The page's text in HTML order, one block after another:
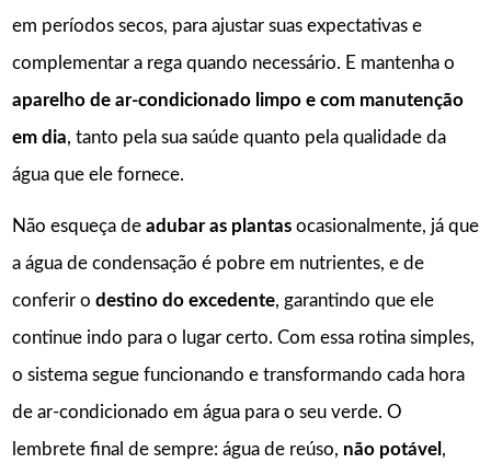
em períodos secos, para ajustar suas expectativas e
complementar a rega quando necessário. E mantenha o
aparelho de ar-condicionado limpo e com manutenção
em dia, tanto pela sua saúde quanto pela qualidade da
água que ele fornece.
Não esqueça de adubar as plantasocasionalmente, já que
a água de condensação é pobre em nutrientes, e de
conferir o destino do excedente, garantindo que ele
continue indo para o lugar certo. Com essa rotina simples,
o sistema segue funcionando e transformando cada hora
de ar-condicionado em água para o seu verde. O
lembrete final de sempre: água de reúso, não potável ,